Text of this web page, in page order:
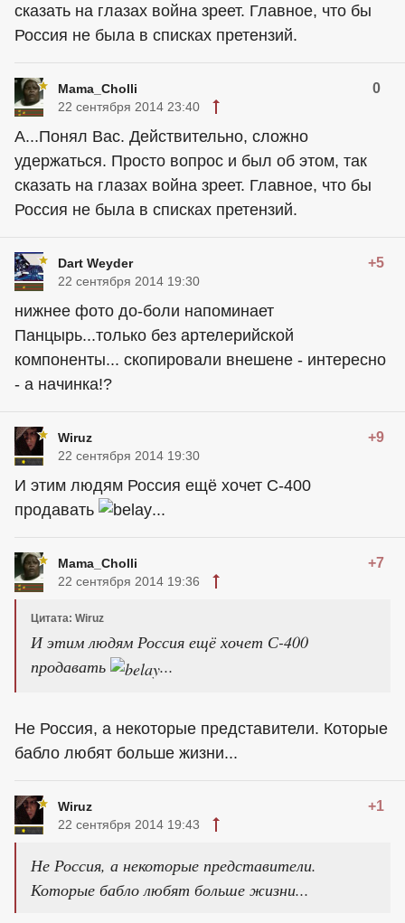
сказать на глазах война зреет. Главное, что бы
Россия не была в списках претензий.
Mama_Cholli 0
22 сентября 2014 23:40
А...Понял Вас. Действительно, сложно
удержаться. Просто вопрос и был об этом, так
сказать на глазах война зреет. Главное, что бы
Россия не была в списках претензий.
Dart Weyder +5
22 сентября 2014 19:30
нижнее фото до-боли напоминает
Панцырь...только без артелерийской
компоненты... скопировали внешене - интересно
- а начинка!?
Wiruz +9
22 сентября 2014 19:30
И этим людям Россия ещё хочет С-400
продавать
...
Mama_Cholli +7
22 сентября 2014 19:36
Цитата: Wiruz
И этим людям Россия ещё хочет С-400
продавать
...
Не Россия, а некоторые представители. Которые
бабло любят больше жизни...
Wiruz +1
22 сентября 2014 19:43
Не Россия, а некоторые представители.
Которые бабло любят больше жизни...